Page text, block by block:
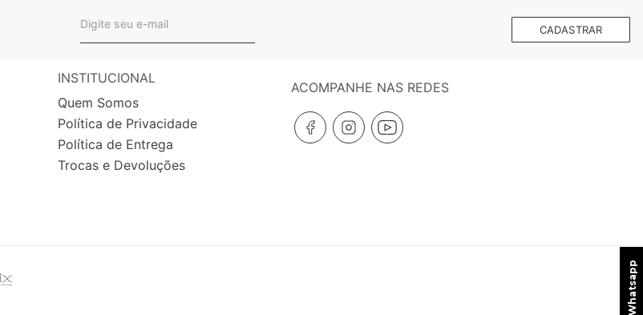
CADASTRAR
INSTITUCIONAL
Quem Somos
Política de Privacidade
Política de Entrega
Trocas e Devoluções
ACOMPANHE NAS REDES